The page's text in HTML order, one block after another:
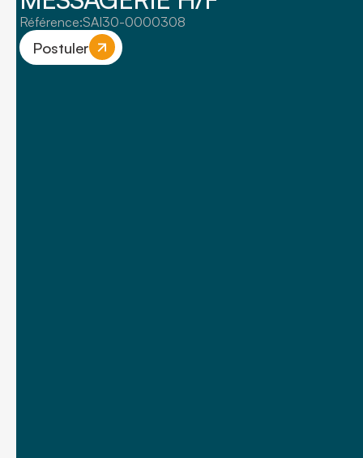
Référence:SAI30-0000308
Postuler